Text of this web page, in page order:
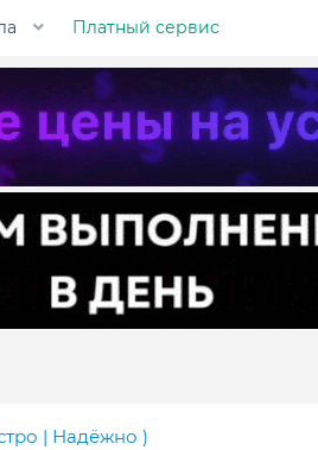
Платный сервис
| Надёжно )